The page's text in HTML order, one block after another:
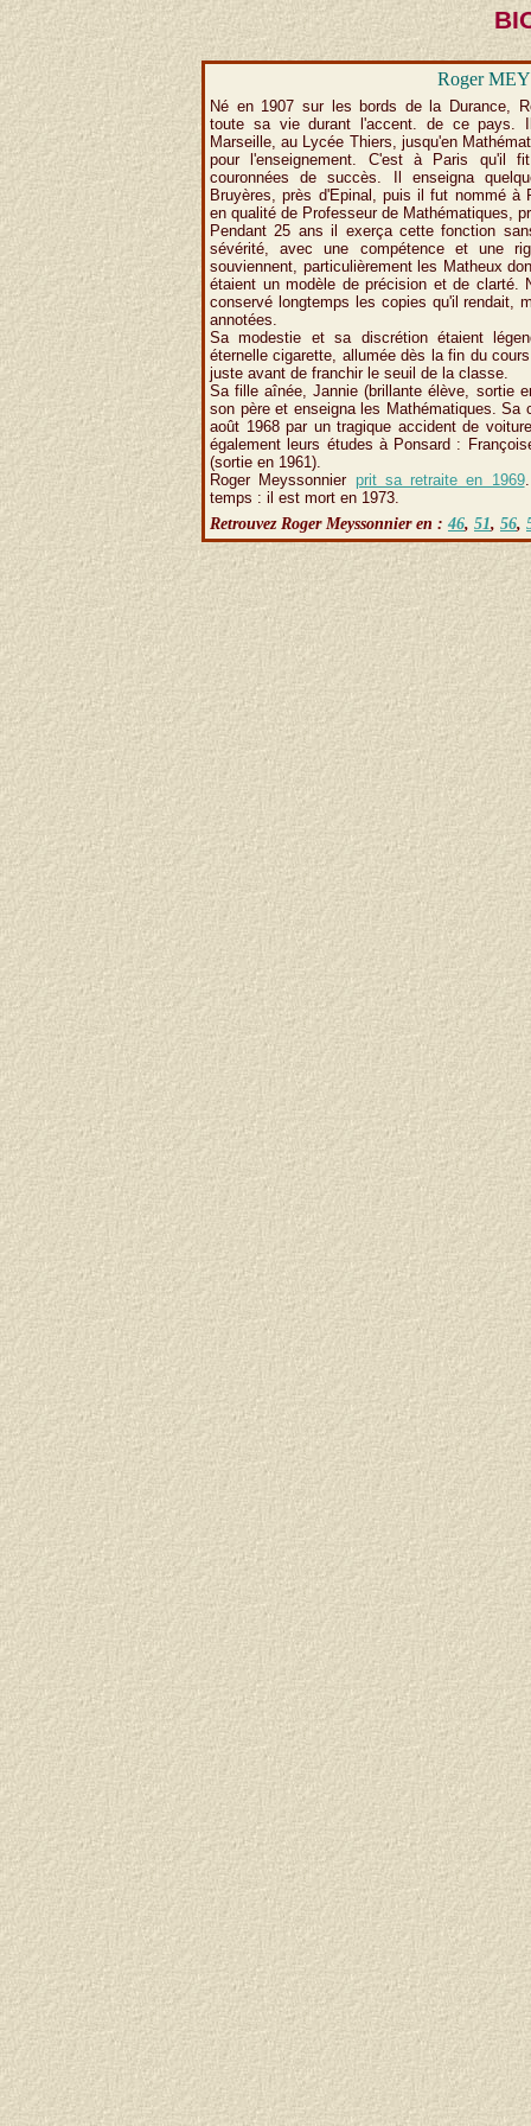
Roger
Né en 1907 sur les bords de la Durance,
toute sa vie durant l'accent. de ce pays.
Marseille, au Lycée Thiers, jusqu'en
pour l'enseignement. C'est à Paris qu'il
couronnées de succès. Il enseigna
Bruyères, près d'Epinal, puis il fut nommé à
en qualité de Professeur de Mathématiques,
Pendant 25 ans il exerça cette fonction
sévérité, avec une compétence et une
souviennent, particulièrement les Matheux
étaient un modèle de précision et de clarté.
conservé longtemps les copies qu'il rendait,
annotées.
Sa modestie et sa discrétion étaient
éternelle cigarette, allumée dès la fin du
juste avant de franchir le seuil de la classe.
Sa fille aînée, Jannie (brillante élève, sortie
son père et enseigna les Mathématiques. Sa
août 1968 par un tragique accident de
également leurs études à Ponsard :
(sortie en 1961).
Roger Meyssonnier prit sa retraite en 1969
temps : il est mort en 1973.
Retrouvez Roger Meyssonnier en : 46, 51, 56,